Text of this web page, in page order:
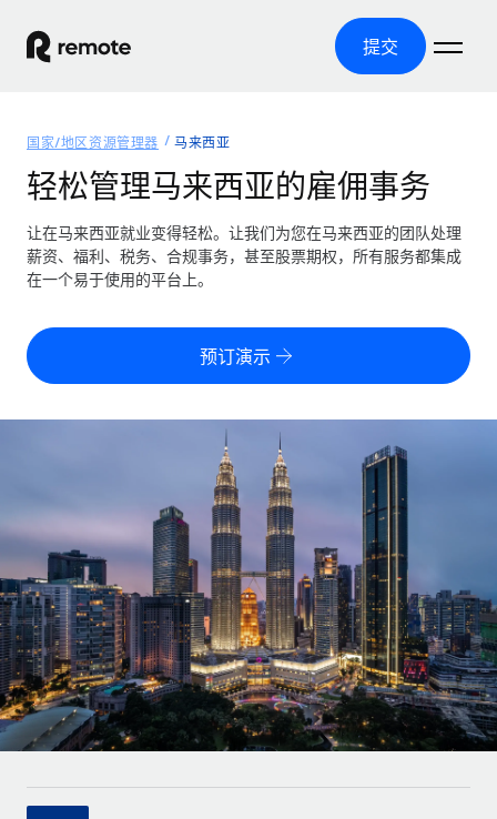
提交
产品
全球招聘
全球薪资管理
轻松运行合规薪资
零实体成本实现全球扩张
全球合同工入职与管理
PEO
外包复杂雇佣任务
基础设施
Remote Embedded
将人力资源无缝融入工作流程
团队的内置核心人力资源功能
覆盖全球
美国各州浏览器
成长阶段
初创企业
为成长型企业量身打造的全球敏捷型人力资源与薪资解决方案
中型市场
通过定制化人力资源解决方案扩展团队
企业
资源
工具与计算器
误分类风险计算工具
计算任何国家的员工总成本
合同工薪酬结算计算器
探索全球合同工的结算货币选项与结算速度
通过 REMOTE 学习
研究与指引
案例研究
人力资源术语表
核对表和模板
定价
中文（简体）
Nederlands
Français
Deutsch
Español
Italiano
Português (Portugal)
登录
国家/地区资源管理器 马来西亚
轻松管理马来西亚的雇佣事务
让在马来西亚就业变得轻松。让我们为您在马来西亚的团队处理
薪资、福利、税务、合规事务，甚至股票期权，所有服务都集成
在一个易于使用的平台上。
预订演示